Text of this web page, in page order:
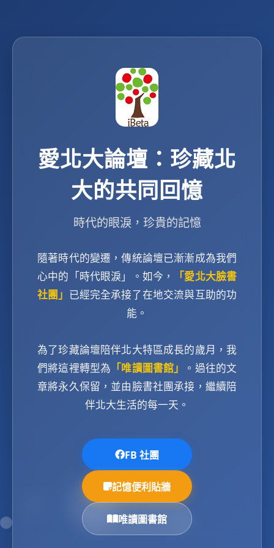
愛北大論壇：珍藏北
大的共同回憶
時代的眼淚，珍貴的記憶
隨著時代的變遷，傳統論壇已漸漸成為我們
心中的「時代眼淚」。如今，
「愛北大臉書
社團」 已經完全承接了在地交流與互助的功
能。
為了珍藏論壇陪伴北大特區成長的歲月，我
們將這裡轉型為 「唯讀圖書館」
。過往的文
章將永久保留，並由臉書社團承接，繼續陪
伴北大生活的每一天。
FB 社團
記憶便利貼牆
唯讀圖書館